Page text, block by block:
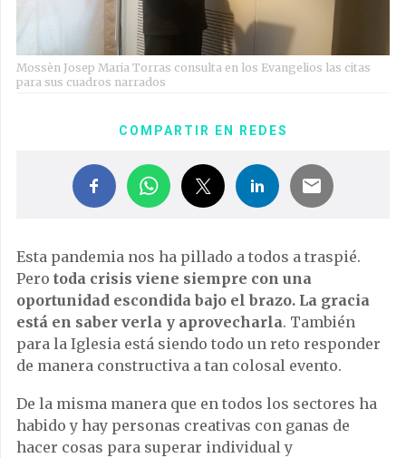
Mossèn Josep Maria Torras consulta en los Evangelios las citas
para sus cuadros narrados
COMPARTIR EN REDES
Esta pandemia nos ha pillado a todos a traspié.
Pero toda crisis viene siempre con una
oportunidad escondida bajo el brazo. La gracia
está en saber verla y aprovecharla. También
para la Iglesia está siendo todo un reto responder
de manera constructiva a tan colosal evento.
De la misma manera que en todos los sectores ha
habido y hay personas creativas con ganas de
hacer cosas para superar individual y